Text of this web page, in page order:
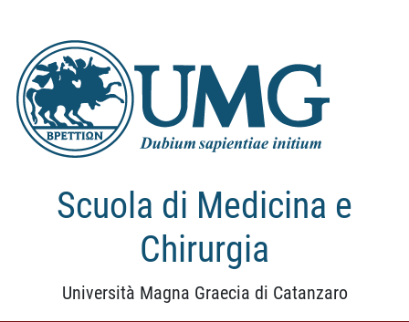
Scuola di Medicina e
Chirurgia
Università Magna Graecia di Catanzaro